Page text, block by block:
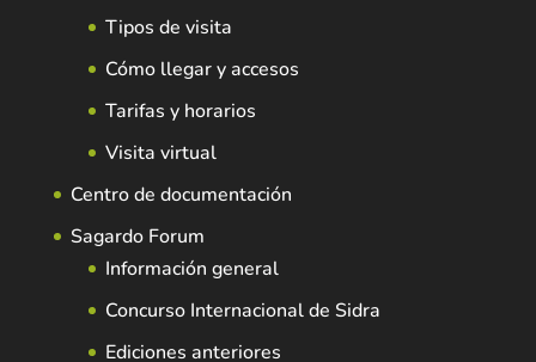
Tipos de visita
Cómo llegar y accesos
Tarifas y horarios
Visita virtual
Centro de documentación
Sagardo Forum
Información general
Concurso Internacional de Sidra
Ediciones anteriores